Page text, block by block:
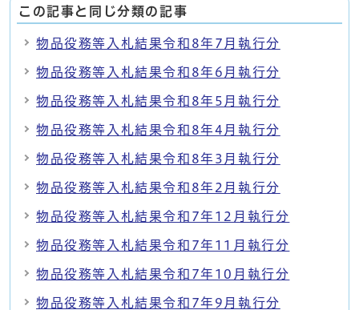
この記事と同じ分類の記事
物品役務等入札結果令和8年7月執行分
物品役務等入札結果令和8年6月執行分
物品役務等入札結果令和8年5月執行分
物品役務等入札結果令和8年4月執行分
物品役務等入札結果令和8年3月執行分
物品役務等入札結果令和8年2月執行分
物品役務等入札結果令和7年12月執行分
物品役務等入札結果令和7年11月執行分
物品役務等入札結果令和7年10月執行分
物品役務等入札結果令和7年9月執行分